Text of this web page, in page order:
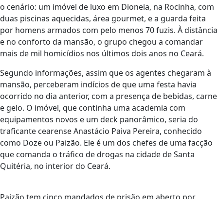
o cenário: um imóvel de luxo em Dioneia, na Rocinha, com
duas piscinas aquecidas, área gourmet, e a guarda feita
por homens armados com pelo menos 70 fuzis. À distância
e no conforto da mansão, o grupo chegou a comandar
mais de mil homicídios nos últimos dois anos no Ceará.
Segundo informações, assim que os agentes chegaram à
mansão, perceberam indícios de que uma festa havia
ocorrido no dia anterior, com a presença de bebidas, carne
e gelo. O imóvel, que continha uma academia com
equipamentos novos e um deck panorâmico, seria do
traficante cearense Anastácio Paiva Pereira, conhecido
como Doze ou Paizão. Ele é um dos chefes de uma facção
que comanda o tráfico de drogas na cidade de Santa
Quitéria, no interior do Ceará.
Paizão tem cinco mandados de prisão em aberto por